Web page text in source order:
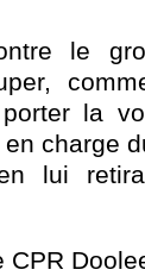
le
la
charge
lui